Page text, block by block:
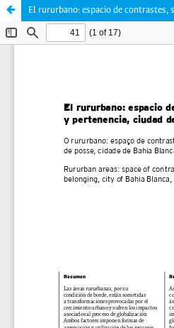
El rururbano: espacio de contrastes,